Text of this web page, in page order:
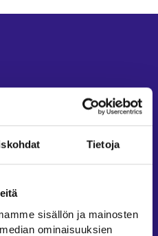
Tietoja
sisällön ja mainosten
ominaisuuksien